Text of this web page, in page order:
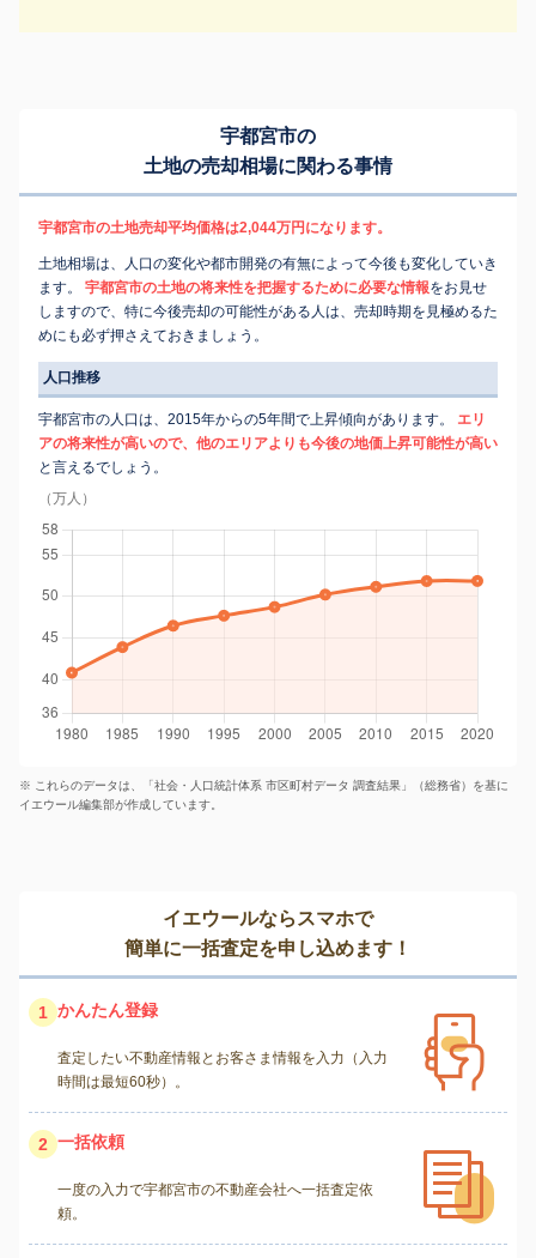
宇都宮市の
土地の売却相場に関わる事情
宇都宮市の土地売却平均価格は2,044万円になります。
土地相場は、人口の変化や都市開発の有無によって今後も変化していき
ます。
宇都宮市の土地の将来性を把握するために必要な情報をお見せ
しますので、特に今後売却の可能性がある人は、売却時期を見極めるた
めにも必ず押さえておきましょう。
人口推移
宇都宮市の人口は、2015年からの5年間で上昇傾向があります。
エリ
アの将来性が高いので、他のエリアよりも今後の地価上昇可能性が高い
と言えるでしょう。
（万人）
※ これらのデータは、「社会・人口統計体系 市区町村データ 調査結果」（総務省）を基に
イエウール編集部が作成しています。
イエウールならスマホで
簡単に一括査定を申し込めます！
1 かんたん登録
査定したい不動産情報とお客さま情報を入力（入力
時間は最短60秒）。
2 一括依頼
一度の入力で宇都宮市の不動産会社へ一括査定依
頼。